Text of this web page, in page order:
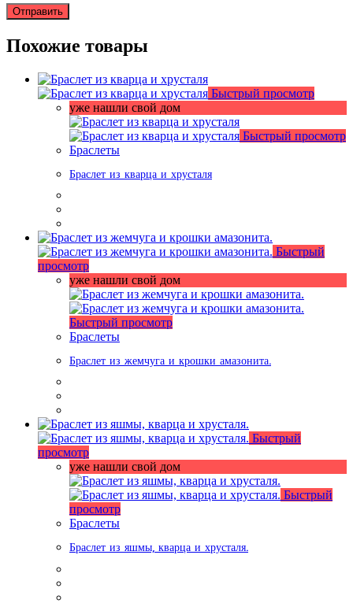
Похожие товары
Быстрый просмотр
уже нашли свой дом
Быстрый просмотр
Браслеты
Браслет из кварца и хрусталя
Быстрый
просмотр
уже нашли свой дом
Быстрый просмотр
Браслеты
Браслет из жемчуга и крошки амазонита.
Быстрый
просмотр
уже нашли свой дом
Быстрый
просмотр
Браслеты
Браслет из яшмы, кварца и хрусталя.